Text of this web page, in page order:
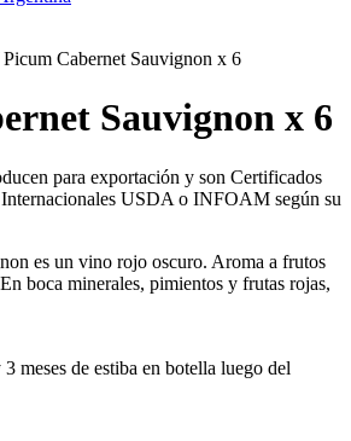
Picum Cabernet Sauvignon x 6
Sauvignon x 6
para exportación y son Certificados
USDA o INFOAM según su
es un vino rojo oscuro. Aroma a frutos
boca minerales, pimientos y frutas rojas,
meses de estiba en botella luego del